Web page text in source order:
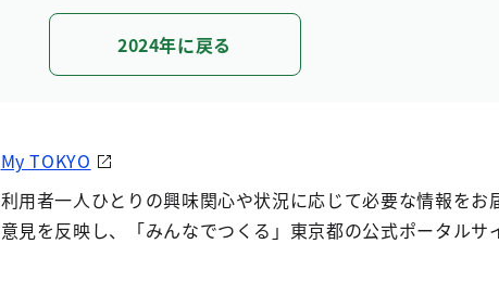
2024年に戻る
My TOKYO
利用者一人ひとりの興味関心や状況に応じて必要な情報をお
意見を反映し、「みんなでつくる」東京都の公式ポータルサ